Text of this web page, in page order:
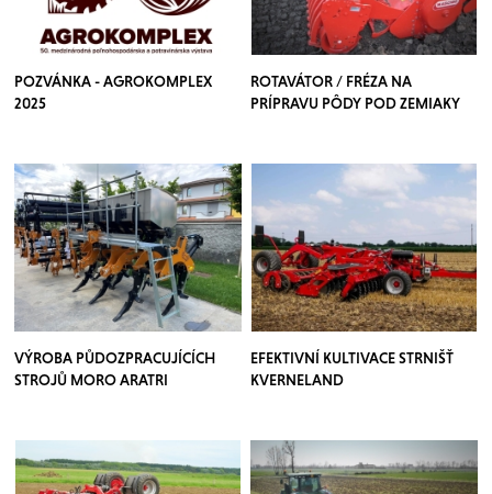
POZVÁNKA - AGROKOMPLEX
2025
ROTAVÁTOR / FRÉZA NA
PRÍPRAVU PÔDY POD ZEMIAKY
VÝROBA PŮDOZPRACUJÍCÍCH
STROJŮ MORO ARATRI
EFEKTIVNÍ KULTIVACE STRNIŠŤ
KVERNELAND